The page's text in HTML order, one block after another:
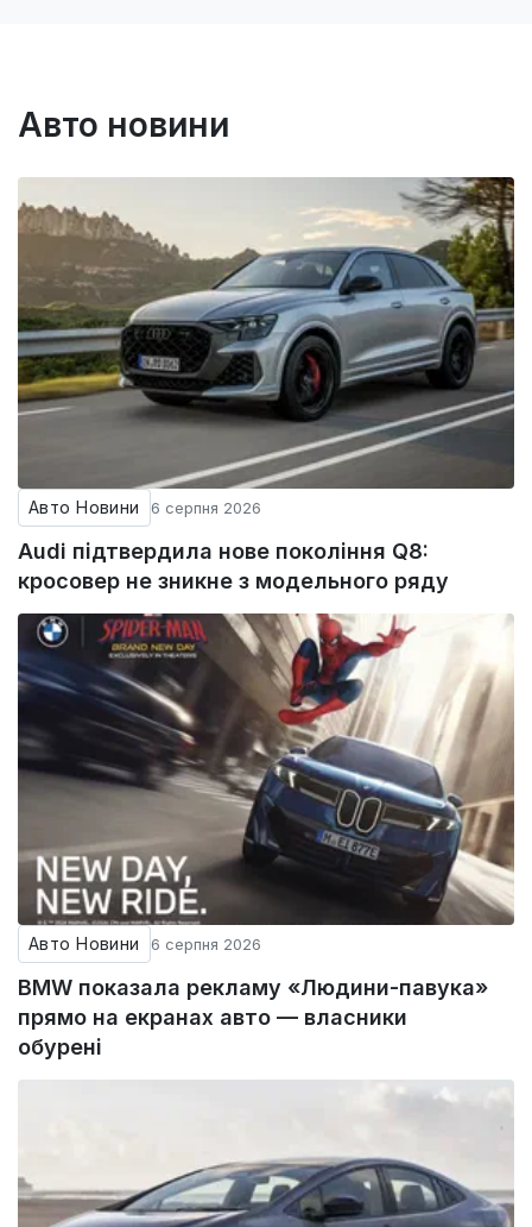
Авто новини
Авто Новини 6 серпня 2026
Audi підтвердила нове покоління Q8:
кросовер не зникне з модельного ряду
Авто Новини 6 серпня 2026
BMW показала рекламу «Людини-павука»
прямо на екранах авто — власники
обурені